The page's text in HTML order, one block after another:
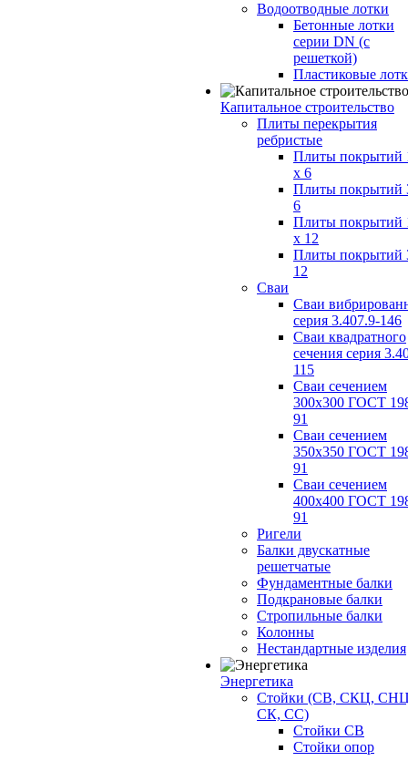
Водоотводные лотки
Бетонные лотки
серии DN (с
решеткой)
Пластиковые
Капитальное строительство
Плиты перекрытия
ребристые
Плиты покрытий
x 6
Плиты покрытий
6
Плиты покрытий
x 12
Плиты покрытий
12
Сваи
Сваи
серия 3.407.9-146
Сваи квадратного
сечения серия
115
Сваи сечением
300х300 ГОСТ
91
Сваи сечением
350х350 ГОСТ
91
Сваи сечением
400х400 ГОСТ
91
Ригели
Балки двускатные
решетчатые
Фундаментные балки
Подкрановые балки
Стропильные балки
Колонны
Нестандартные изделия
Энергетика
Стойки (СВ, СКЦ,
СК, СС)
Стойки СВ
Стойки опор